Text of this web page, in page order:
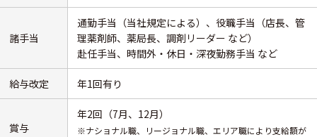
諸手当
通勤手当（当社規定による）、役職手当（店長、管
理薬剤師、薬局長、調剤リーダー など）
赴任手当、時間外・休日・深夜勤務手当 など
給与改定 年1回有り
賞与
年2回（7月、12月）
※ナショナル職、リージョナル職、エリア職により支給額が